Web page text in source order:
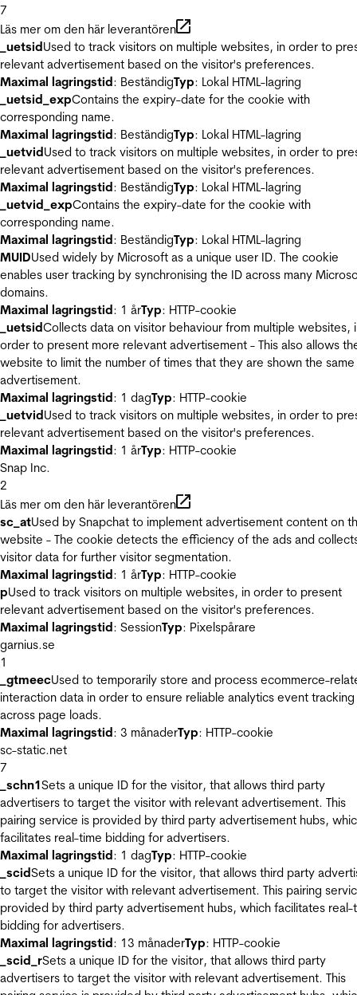
7
Läs mer om den här leverantören
_uetsidUsed to track visitors on multiple websites, in order to
relevant advertisement based on the visitor's preferences.
Maximal lagringstid: BeständigTyp: Lokal HTML-lagring
_uetsid_expContains the expiry-date for the cookie with
corresponding name.
Maximal lagringstid: BeständigTyp: Lokal HTML-lagring
_uetvidUsed to track visitors on multiple websites, in order to
relevant advertisement based on the visitor's preferences.
Maximal lagringstid: BeständigTyp: Lokal HTML-lagring
_uetvid_expContains the expiry-date for the cookie with
corresponding name.
Maximal lagringstid: BeständigTyp: Lokal HTML-lagring
MUIDUsed widely by Microsoft as a unique user ID. The cookie
enables user tracking by synchronising the ID across many
domains.
Maximal lagringstid: 1 årTyp: HTTP-cookie
_uetsidCollects data on visitor behaviour from multiple websites,
order to present more relevant advertisement - This also allows
website to limit the number of times that they are shown the same
advertisement.
Maximal lagringstid: 1 dagTyp: HTTP-cookie
_uetvidUsed to track visitors on multiple websites, in order to
relevant advertisement based on the visitor's preferences.
Maximal lagringstid: 1 årTyp: HTTP-cookie
Snap Inc.
2
Läs mer om den här leverantören
sc_atUsed by Snapchat to implement advertisement content on
website - The cookie detects the efficiency of the ads and
visitor data for further visitor segmentation.
Maximal lagringstid: 1 årTyp: HTTP-cookie
pUsed to track visitors on multiple websites, in order to present
relevant advertisement based on the visitor's preferences.
Maximal lagringstid: SessionTyp: Pixelspårare
garnius.se
1
_gtmeecUsed to temporarily store and process ecommerce-
interaction data in order to ensure reliable analytics event tracking
across page loads.
Maximal lagringstid: 3 månaderTyp: HTTP-cookie
sc-static.net
7
_schn1Sets a unique ID for the visitor, that allows third party
advertisers to target the visitor with relevant advertisement. This
pairing service is provided by third party advertisement hubs,
facilitates real-time bidding for advertisers.
Maximal lagringstid: 1 dagTyp: HTTP-cookie
_scidSets a unique ID for the visitor, that allows third party
to target the visitor with relevant advertisement. This pairing
provided by third party advertisement hubs, which facilitates real-
bidding for advertisers.
Maximal lagringstid: 13 månaderTyp: HTTP-cookie
_scid_rSets a unique ID for the visitor, that allows third party
advertisers to target the visitor with relevant advertisement. This